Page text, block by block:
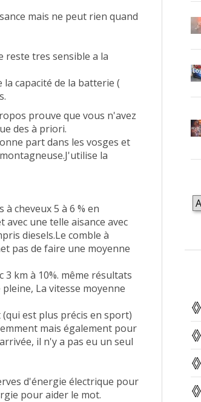
mais ne peut rien quand
reste tres sensible a la
capacité de la batterie (
prouve que vous n'avez
des à priori.
part dans les vosges et
la
cheveux 5 à 6 % en
avec une telle aisance avec
diesels.Le comble à
pas de faire une moyenne
3 km à 10%. même résultats
La vitesse moyenne
est plus précis en sport)
mais également pour
il n'y a pas eu un seul
d'énergie électrique pour
pour aider le mot.